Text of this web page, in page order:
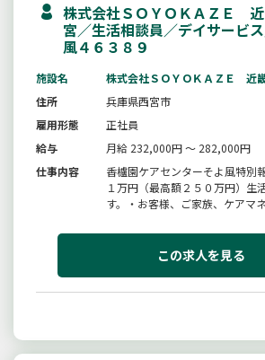
株式会社ＳＯＹＯＫＡＺＥ
宮／生活相談員／デイサービ
風４６３８９
施設名
株式会社ＳＯＹＯＫＡＺＥ 近
住所
兵庫県西宮市
雇用形態
正社員
給与
月給 232,000円 ～ 282,000円
仕事内容
香櫨園ケアセンターそよ風特別
１万円（最高額２５０万円）生
す。・お客様、ご家族、ケアマ
助・ご利用契約の締結・ケアマ
関との連絡・調整業務・介護サ
この求人を見る